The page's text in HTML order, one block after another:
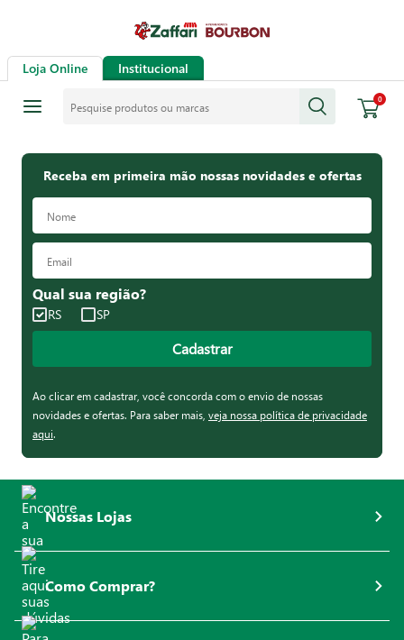
Loja Online Institucional
0
Receba em primeira mão nossas novidades e ofertas
Qual sua região?
RS SP
Cadastrar
Ao clicar em cadastrar, você concorda com o envio de nossas
novidades e ofertas. Para saber mais, veja nossa política de privacidade
aqui.
Nossas Lojas
Como Comprar?